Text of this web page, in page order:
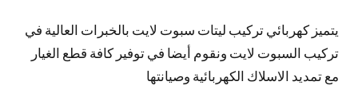
يتميز كهربائي تركيب ليتات سبوت لايت بالخبرات العالية في
تركيب السبوت لايت ونقوم أيضا في توفير كافة قطع الغيار
مع تمديد الاسلاك الكهربائية وصيانتها